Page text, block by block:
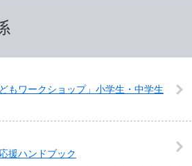
もワークショップ」小学生・中学生
援ハンドブック